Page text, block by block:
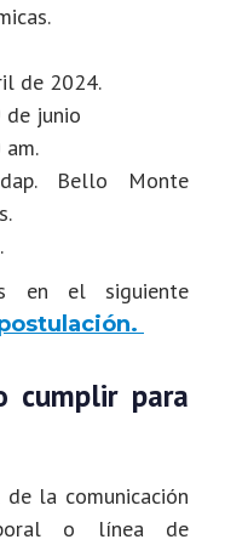
de 2024.
de junio
Bello Monte
en el siguiente
cumplir para
la comunicación
o línea de